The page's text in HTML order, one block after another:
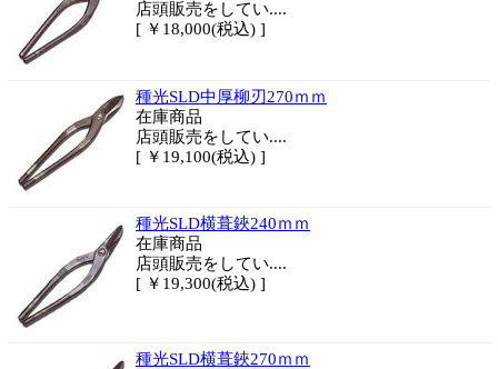
店頭販売をしてい....
[ ￥18,000(税込) ]
種光SLD中厚柳刃270ｍｍ
在庫商品
店頭販売をしてい....
[ ￥19,100(税込) ]
種光SLD横葺鋏240ｍｍ
在庫商品
店頭販売をしてい....
[ ￥19,300(税込) ]
種光SLD横葺鋏270ｍｍ